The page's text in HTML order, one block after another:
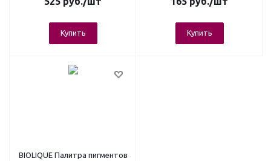
Купить Купить
BIOLIQUE Палитра пигментов